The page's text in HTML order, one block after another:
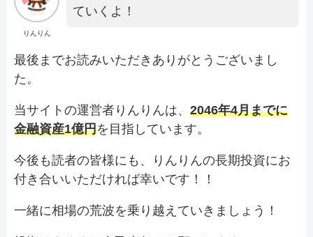
りんりん
ていくよ！
最後までお読みいただきありがとうございまし
た。
当サイトの運営者りんりんは、 2046年4月までに
金融資産1億円を目指しています。
今後も読者の皆様にも、りんりんの長期投資にお
付き合いいただければ幸いです！！
一緒に相場の荒波を乗り越えていきましょう！